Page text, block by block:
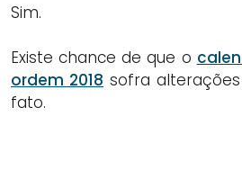
Sim.
Existe chance de que o
ordem 2018 sofra
fato.